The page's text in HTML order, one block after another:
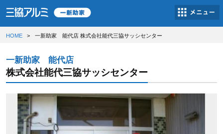
HOME 一新助家 能代店 株式会社能代三協サッシセンター
一新助家 能代店
株式会社能代三協サッシセンター